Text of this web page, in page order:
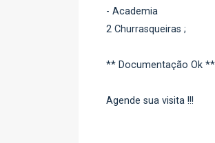
- Academia
2 Churrasqueiras ;
** Documentação Ok
Agende sua visita !!!